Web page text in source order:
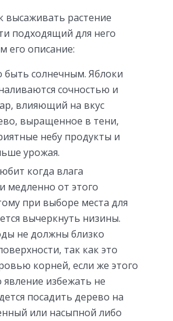
высаживать растение
подходящий для него
его описание:
солнечным. Яблоки
сочностью и
влияющий на вкус
выращенное в тени,
небу продукты и
урожая.
когда влага
медленно от этого
при выборе места для
вычеркнуть низины.
не должны близко
так как это
корней, если же этого
явление избежать не
посадить дерево на
или насыпной либо